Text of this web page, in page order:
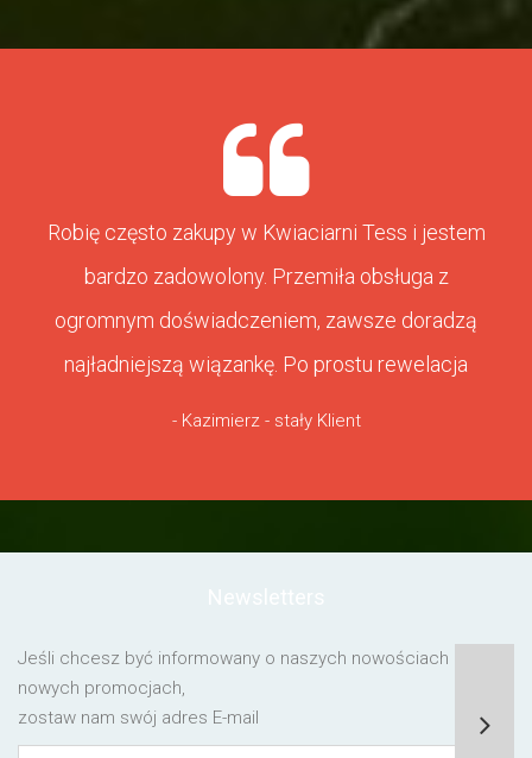
Robię często zakupy w Kwiaciarni Tess i jestem
bardzo zadowolony. Przemiła obsługa z
ogromnym doświadczeniem, zawsze doradzą
najładniejszą wiązankę. Po prostu rewelacja
- Kazimierz - stały Klient
Jeśli chcesz być informowany o naszych nowościach lub o
nowych promocjach,
zostaw nam swój adres E-mail